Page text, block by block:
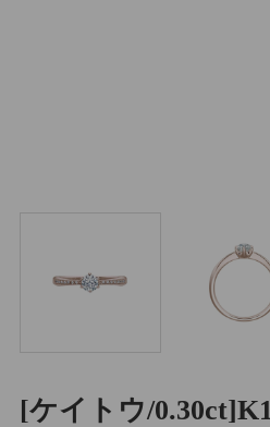
[ケイトウ/